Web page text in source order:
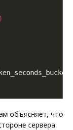
)
объясняет, что
сервера